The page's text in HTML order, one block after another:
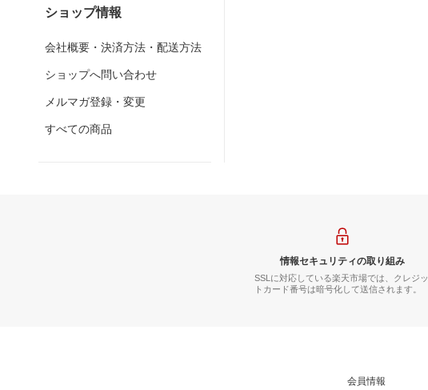
ショップ情報
会社概要・決済方法・配送方法
ショップへ問い合わせ
メルマガ登録・変更
すべての商品
情報セキュリティの取り組み
SSLに対応している楽天市場では、クレジッ
トカード番号は暗号化して送信されます。
会員情報